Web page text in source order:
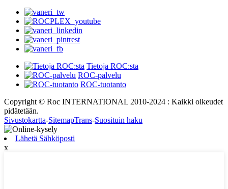
Tietoja ROC:sta
ROC-palvelu
ROC-tuotanto
Copyright © Roc INTERNATIONAL 2010-2024 : Kaikki oikeudet
pidätetään.
Sivustokartta-SitemapTrans-Suosituin haku
Lähetä Sähköposti
x